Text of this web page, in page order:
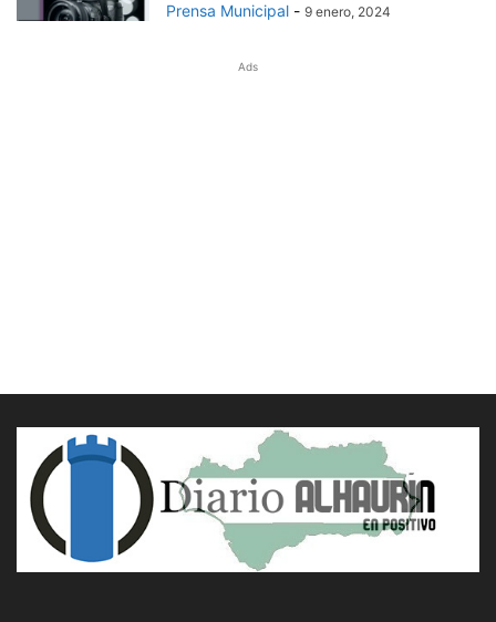
Prensa Municipal - 9 enero, 2024
Ads